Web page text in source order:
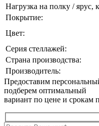
Нагрузка на полку / ярус,
Покрытие:
Цвет:
Серия стеллажей:
Страна производства:
Производитель:
Предоставим
подберем оптимальный
вариант по цене и срокам